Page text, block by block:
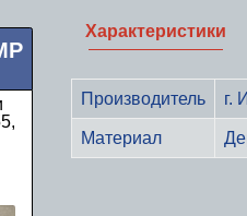
Характеристики
Производитель г.
Материал